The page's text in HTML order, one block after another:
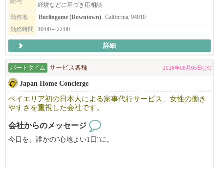
経験などに基づき応相談
勤務地
Burlingame (Downtown) , California, 94010
勤務時間
10:00～22:00
詳細
パートタイム サービス各種 2026年08月05日(水)
Japan Home Concierge
ベイエリア初の日本人による家事代行サービス、女性の働き
やすさを重視した会社です。
会社からのメッセージ
今日を、誰かの”心地よい1日”に。